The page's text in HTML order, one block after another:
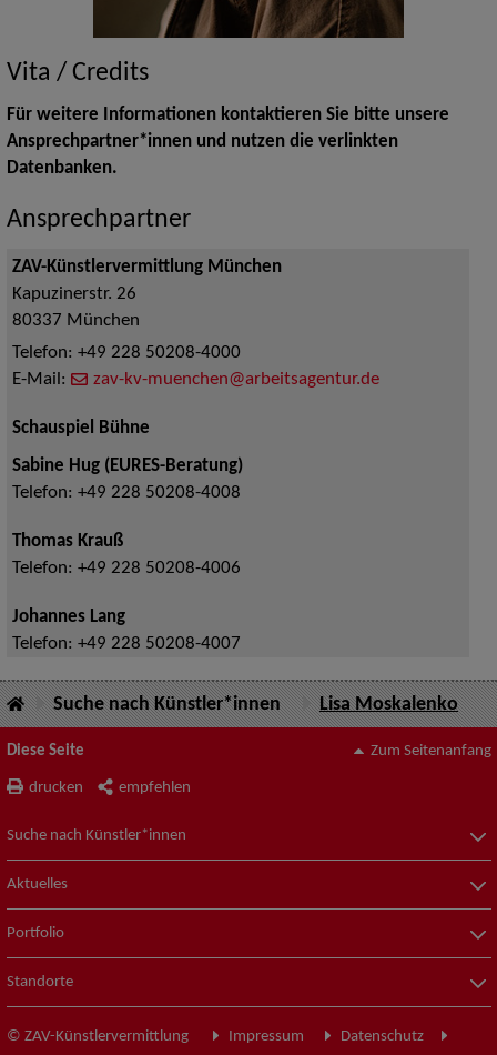
Vita / Credits
Für weitere Informationen kontaktieren Sie bitte unsere
Ansprechpartner*innen und nutzen die verlinkten
Datenbanken.
Ansprechpartner
ZAV-Künstlervermittlung München
Kapuzinerstr. 26
80337 München
Telefon: +49 228 50208-4000
E-Mail:
zav-kv-muenchen@arbeitsagentur.de
Schauspiel Bühne
Sabine Hug (EURES-Beratung)
Telefon: +49 228 50208-4008
Thomas Krauß
Telefon: +49 228 50208-4006
Johannes Lang
Telefon: +49 228 50208-4007
Suche nach Künstler*innen Lisa Moskalenko
Diese Seite
drucken empfehlen
Zum Seitenanfang
Suche nach Künstler*innen
Aktuelles
Portfolio
Standorte
© ZAV-Künstlervermittlung Impressum
Datenschutz